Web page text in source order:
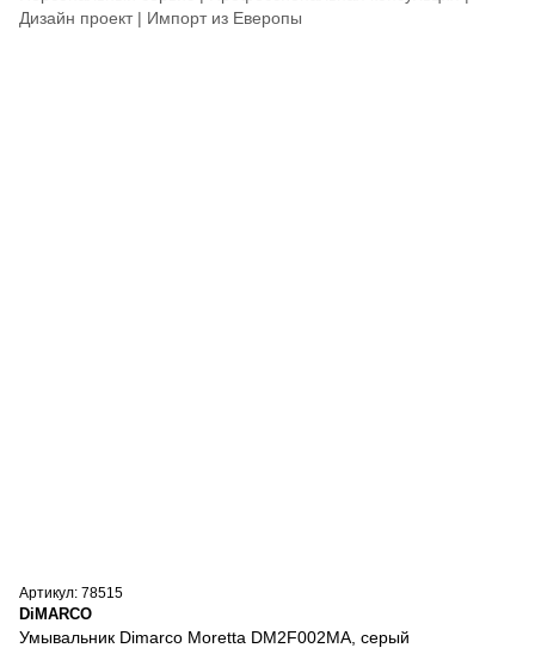
Артикул: 78515
DiMARCO
Умывальник Dimarco Moretta DM2F002MA, серый